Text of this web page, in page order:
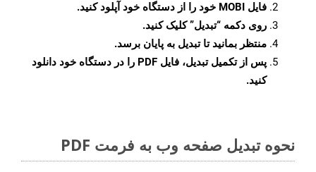
فایل MOBI خود را از دستگاه خود آپلود کنید.
روی دکمه “تبدیل”کلیک کنید.
منتظر بمانید تا تبدیل به پایان برسد.
پس از تکمیل تبدیل، فایل PDF را در دستگاه خود دانلود
کنید.
نحوه تبدیل صفحه وب به فرمت PDF